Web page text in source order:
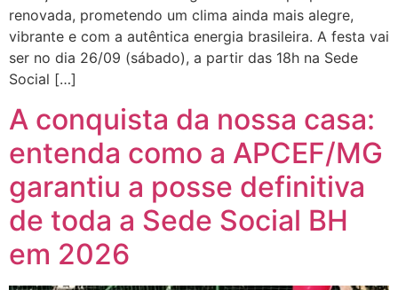
renovada, prometendo um clima ainda mais alegre,
vibrante e com a autêntica energia brasileira. A festa vai
ser no dia 26/09 (sábado), a partir das 18h na Sede
Social […]
A conquista da nossa casa:
entenda como a APCEF/MG
garantiu a posse definitiva
de toda a Sede Social BH
em 2026